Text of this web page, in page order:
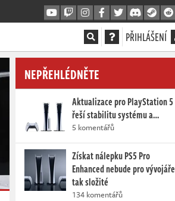
PŘIHLÁŠENÍ
NEPŘEHLÉDNĚTE
Aktualizace pro PlayStation 5
řeší stabilitu systému a…
5 komentářů
Získat nálepku PS5 Pro
Enhanced nebude pro vývojáře
tak složité
134 komentářů